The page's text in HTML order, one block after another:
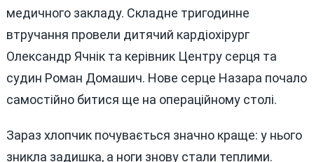
медичного закладу. Складне тригодинне
втручання провели дитячий кардіохірург
Олександр Ячнік та керівник Центру серця та
судин Роман Домашич. Нове серце Назара почало
самостійно битися ще на операційному столі.
Зараз хлопчик почувається значно краще: у нього
зникла задишка, а ноги знову стали теплими.